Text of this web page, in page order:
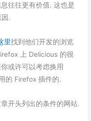
往往更有价值. 这也是
.
里找到他们开发的浏览
上 Delicious 的很
或许可以考虑换用
的 Firefox 插件的.
开头列出的条件的网站.